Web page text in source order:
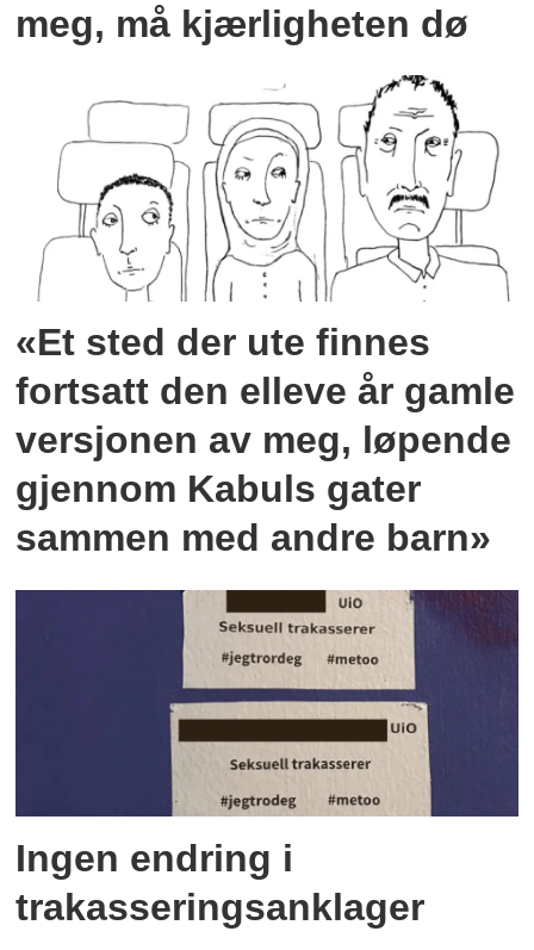
meg, må kjærligheten dø
«Et sted der ute finnes
fortsatt den elleve år gamle
versjonen av meg, løpende
gjennom Kabuls gater
sammen med andre barn»
Ingen endring i
trakasseringsanklager